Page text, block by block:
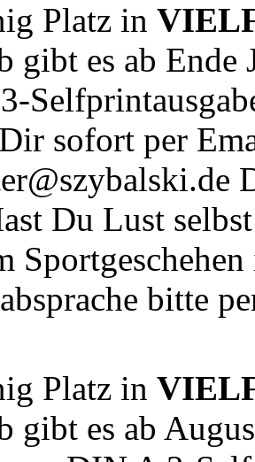
Platz in
gibt es ab Ende
sofort per
Du Lust
bitte
Platz in
gibt es ab